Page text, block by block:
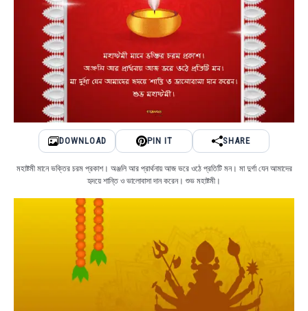
DOWNLOAD PIN IT SHARE
মহাষ্টমী মানে ভক্তির চরম প্রকাশ। অঞ্জলি আর প্রার্থনায় আজ ভরে ওঠে প্রতিটি মন। মা দুর্গা যেন আমাদের
হৃদয়ে শান্তি ও ভালোবাসা দান করেন। শুভ মহাষ্টমী।